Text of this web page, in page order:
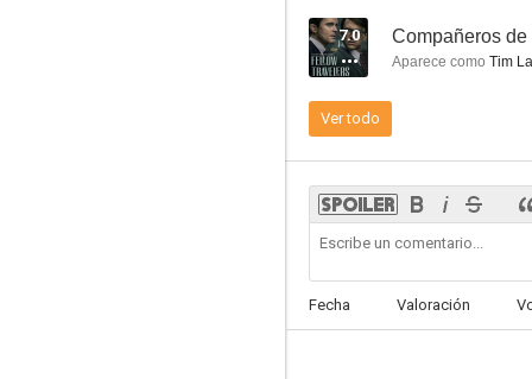
8.0
7.0
7.0 Compañeros de
Aparece como Tim
Ver todo
Fecha Valoración